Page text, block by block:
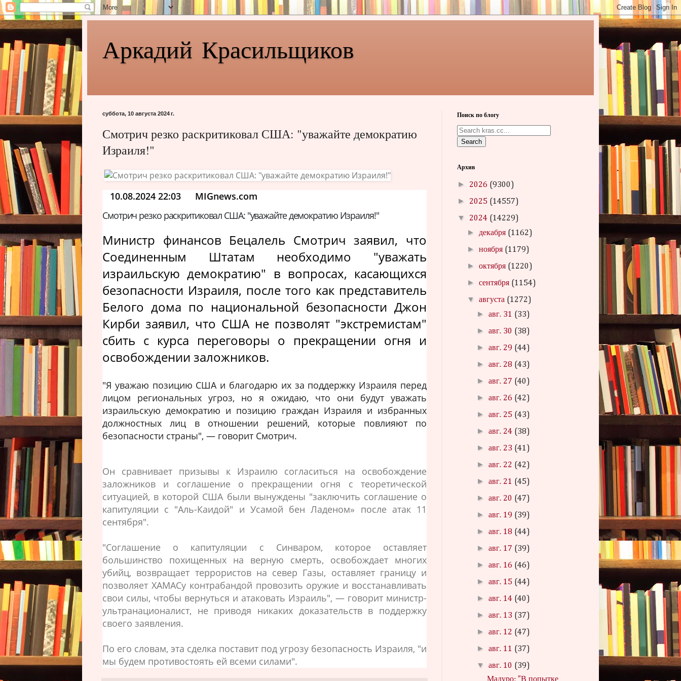
Аркадий Красильщиков
суббота, 10 августа 2024 г.
Смотрич резко раскритиковал США: "уважайте демократию
Израиля!"
10.08.2024 22:03
MIGnews.com
Смотрич резко раскритиковал США: "уважайте демократию Израиля!"
Министр финансов Бецалель Смотрич заявил, что
Соединенным Штатам необходимо "уважать
израильскую демократию" в вопросах, касающихся
безопасности Израиля, после того как представитель
Белого дома по национальной безопасности Джон
Кирби заявил, что США не позволят "экстремистам"
сбить с курса переговоры о прекращении огня и
освобождении заложников.
"Я уважаю позицию США и благодарю их за поддержку Израиля перед
лицом региональных угроз, но я ожидаю, что они будут уважать
израильскую демократию и позицию граждан Израиля и избранных
должностных лиц в отношении решений, которые повлияют по
безопасности страны", — говорит Смотрич.
Он сравнивает призывы к Израилю согласиться на освобождение
заложников и соглашение о прекращении огня с теоретической
ситуацией, в которой США были вынуждены "заключить соглашение о
капитуляции с "Аль-Каидой" и Усамой бен Ладеном» после атак 11
сентября".
"Соглашение о капитуляции с Синваром, которое оставляет
большинство похищенных на верную смерть, освобождает многих
убийц, возвращает террористов на север Газы, оставляет границу и
позволяет ХАМАСу контрабандой провозить оружие и восстанавливать
свои силы, чтобы вернуться и атаковать Израиль", — говорит министр-
ультранационалист, не приводя никаких доказательств в поддержку
своего заявления.
По его словам, эта сделка поставит под угрозу безопасность Израиля, "и
мы будем противостоять ей всеми силами".
Поиск по блогу
Search
Архив
► 2026 (9300)
► 2025 (14557)
▼ 2024 (14229)
► декабря (1162)
►ноября (1179)
►октября (1220)
►сентября (1154)
▼августа (1272)
►авг. 31 (33)
►авг. 30 (38)
►авг. 29 (44)
►авг. 28 (43)
►авг. 27 (40)
►авг. 26 (42)
►авг. 25 (43)
►авг. 24 (38)
►авг. 23 (41)
►авг. 22 (42)
►авг. 21 (45)
►авг. 20 (47)
►авг. 19 (39)
►авг. 18 (44)
►авг. 17 (39)
►авг. 16 (46)
►авг. 15 (44)
►авг. 14 (40)
►авг. 13 (37)
►авг. 12 (47)
►авг. 11 (37)
▼авг. 10 (39)